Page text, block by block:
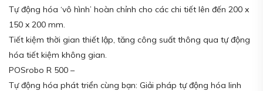
Tự động hóa ‘vô hình’ hoàn chỉnh cho các chi tiết lên đến 200 x
150 x 200 mm.
Tiết kiệm thời gian thiết lập, tăng công suất thông qua tự động
hóa tiết kiệm không gian.
POSrobo R 500 –
Tự động hóa phát triển cùng bạn: Giải pháp tự động hóa linh